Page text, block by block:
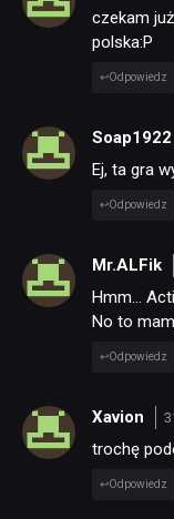
czekam
polska:P
Odpowiedz
Soap1922
Ej, ta gra
Odpowiedz
Mr.ALFik
Hmm…
No to
Odpowiedz
Xavion
trochę
Odpowiedz